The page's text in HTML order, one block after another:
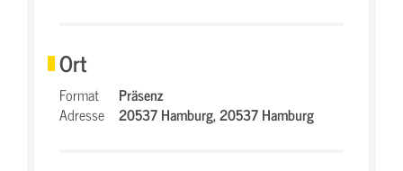
Ort
Format
Präsenz
Adresse
20537 Hamburg,20537 Hamburg